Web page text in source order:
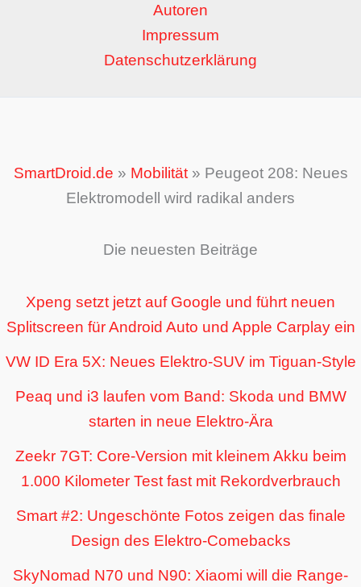
Autoren
Impressum
Datenschutzerklärung
SmartDroid.de » Mobilität» Peugeot 208: Neues
Elektromodell wird radikal anders
Die neuesten Beiträge
Xpeng setzt jetzt auf Google und führt neuen
Splitscreen für Android Auto und Apple Carplay ein
VW ID Era 5X: Neues Elektro-SUV im Tiguan-Style
Peaq und i3 laufen vom Band: Skoda und BMW
starten in neue Elektro-Ära
Zeekr 7GT: Core-Version mit kleinem Akku beim
1.000 Kilometer Test fast mit Rekordverbrauch
Smart #2: Ungeschönte Fotos zeigen das finale
Design des Elektro-Comebacks
SkyNomad N70 und N90: Xiaomi will die Range-